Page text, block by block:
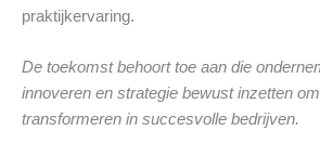
praktijkervaring.
De toekomst behoort toe aan die
innoveren en strategie bewust inzetten
transformeren in succesvolle bedrijven.